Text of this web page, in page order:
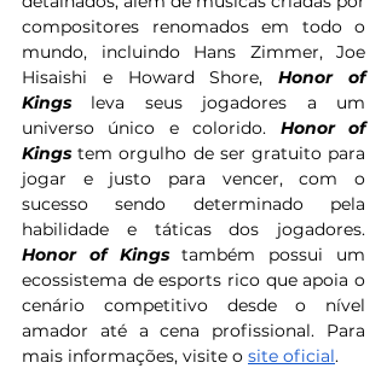
compositores renomados em todo o
mundo, incluindo Hans Zimmer, Joe
Hisaishi e Howard Shore, Honor of
Kings leva seus jogadores a um
universo único e colorido. Honor of
Kings tem orgulho de ser gratuito para
jogar e justo para vencer, com o
sucesso sendo determinado pela
Honor of Kings também possui um
ecossistema de esports rico que apoia o
cenário competitivo desde o nível
amador até a cena profissional. Para
mais informações, visite o site oficial.